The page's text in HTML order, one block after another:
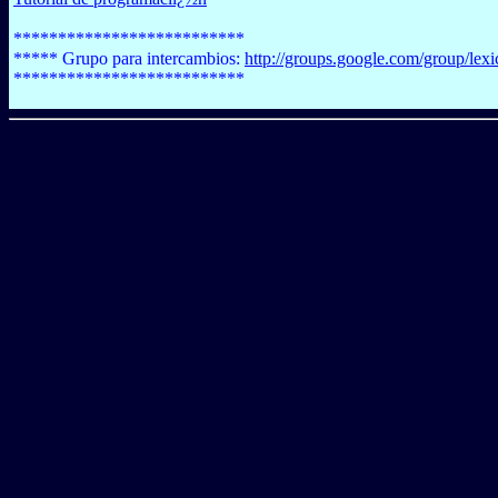
**************************
***** Grupo para intercambios: http://groups.google.com/group/
**************************